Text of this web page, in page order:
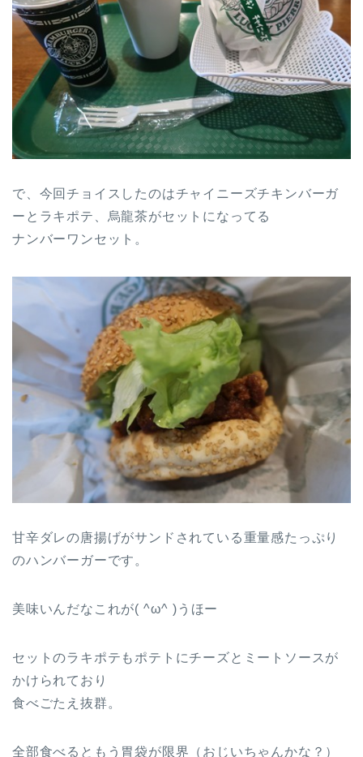
で、今回チョイスしたのはチャイニーズチキンバーガ
ーとラキポテ、烏龍茶がセットになってる
ナンバーワンセット。
甘辛ダレの唐揚げがサンドされている重量感たっぷり
のハンバーガーです。
美味いんだなこれが( ^ω^ )うほー
セットのラキポテもポテトにチーズとミートソースが
かけられており
食べごたえ抜群。
全部食べるともう胃袋が限界（おじいちゃんかな？）